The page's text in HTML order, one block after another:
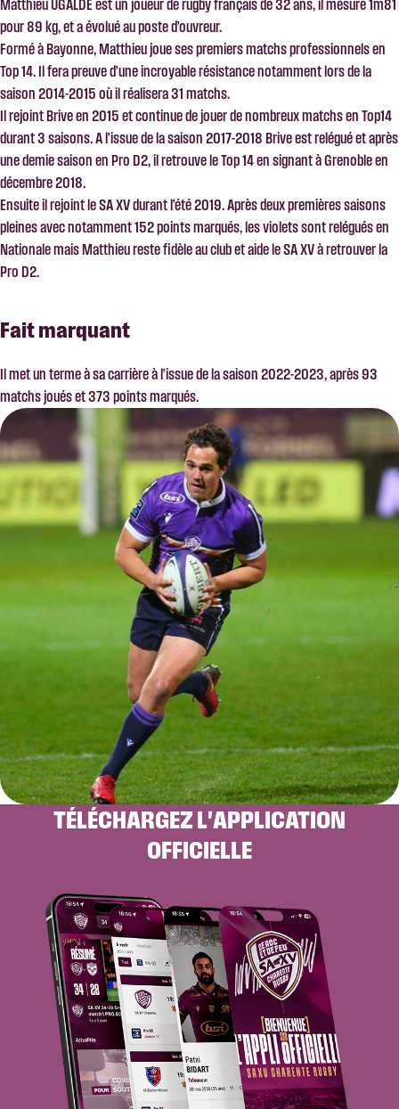
Matthieu UGALDE est un joueur de rugby français de 32 ans, il mesure 1m81
pour 89 kg, et a évolué au poste d’ouvreur.
Formé à Bayonne, Matthieu joue ses premiers matchs professionnels en
Top 14. Il fera preuve d’une incroyable résistance notamment lors de la
saison 2014-2015 où il réalisera 31 matchs.
Il rejoint Brive en 2015 et continue de jouer de nombreux matchs en Top14
durant 3 saisons. A l’issue de la saison 2017-2018 Brive est relégué et après
une demie saison en Pro D2, il retrouve le Top 14 en signant à Grenoble en
décembre 2018.
Ensuite il rejoint le SA XV durant l’été 2019. Après deux premières saisons
pleines avec notamment 152 points marqués, les violets sont relégués en
Nationale mais Matthieu reste fidèle au club et aide le SA XV à retrouver la
Pro D2.
Fait marquant
Il met un terme à sa carrière à l’issue de la saison 2022-2023, après 93
matchs joués et 373 points marqués.
TÉLÉCHARGEZ L'APPLICATION
OFFICIELLE